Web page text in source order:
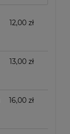
12,00 zł
13,00 zł
16,00 zł